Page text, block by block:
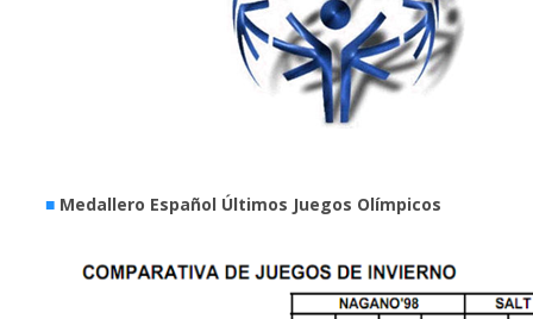
■ Medallero Español Últimos Juegos Olímpicos